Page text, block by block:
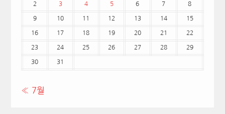
2 3 4 5 6 7 8
9 10 11 12 13 14 15
16 17 18 19 20 21 22
23 24 25 26 27 28 29
30 31
« 7월